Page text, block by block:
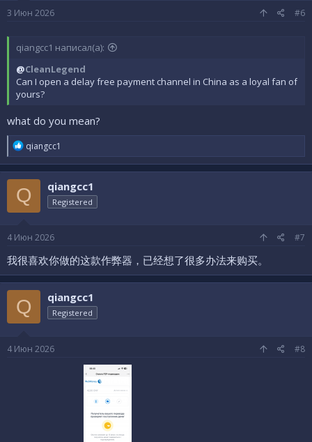
3 Июн 2026 #6
qiangcc1 написал(а):
@CleanLegend
Can I open a delay free payment channel in China as a loyal fan of
yours?
what do you mean?
Р
е
а
к
ц
и
и
qiangcc1
Q qiangcc1
Registered
4 Июн 2026 #7
我很喜欢你做的这款作弊器，已经想了很多办法来购买。
Q qiangcc1
Registered
4 Июн 2026 #8